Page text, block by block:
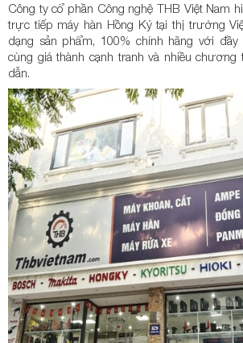
Công ty cổ phần Công nghệ THB Việt Nam
trực tiếp máy hàn Hồng Ký tại thị trường
dạng sản phẩm, 100% chính hãng với
cùng giá thành cạnh tranh và nhiều chương
dẫn.